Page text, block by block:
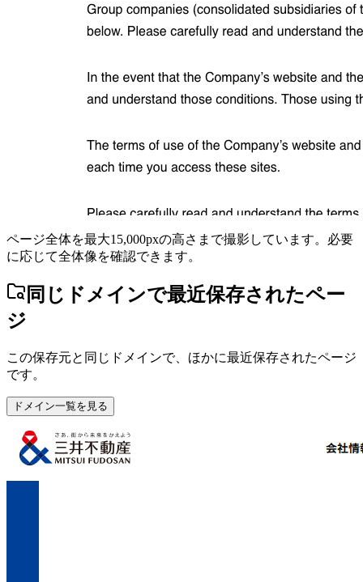
ページ全体を最大15,000pxの高さまで撮影しています。必要
に応じて全体像を確認できます。
同じドメインで最近保存されたペー
ジ
この保存元と同じドメインで、ほかに最近保存されたページ
です。
ドメイン一覧を見る